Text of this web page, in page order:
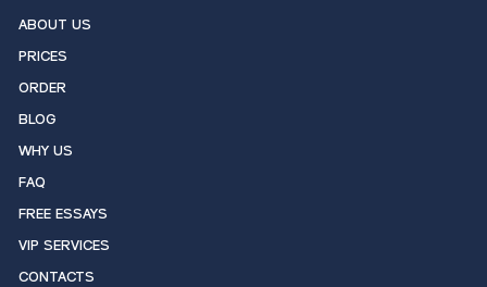
ABOUT US
PRICES
ORDER
BLOG
WHY US
FAQ
FREE ESSAYS
VIP SERVICES
CONTACTS